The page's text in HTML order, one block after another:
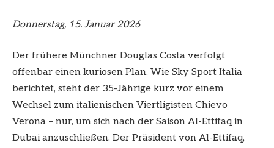
Donnerstag, 15. Januar 2026
Der frühere Münchner Douglas Costa verfolgt
offenbar einen kuriosen Plan. Wie Sky Sport Italia
berichtet, steht der 35-Jährige kurz vor einem
Wechsel zum italienischen Viertligisten Chievo
Verona – nur, um sich nach der Saison Al-Ettifaq in
Dubai anzuschließen. Der Präsident von Al-Ettifaq,